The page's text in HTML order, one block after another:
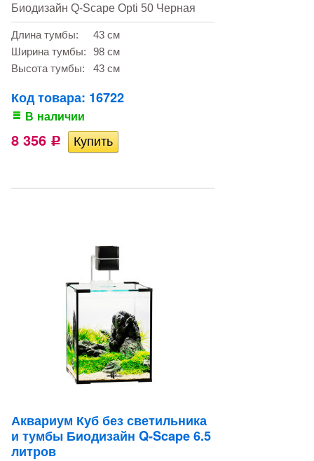
Биодизайн Q-Scape Opti 50 Черная
Длина тумбы:
43 см
Ширина тумбы:
98 см
Высота тумбы:
43 см
Код товара: 16722
В наличии
8 356 Р
Аквариум Куб без светильника
и тумбы Биодизайн Q-Scape 6.5
литров